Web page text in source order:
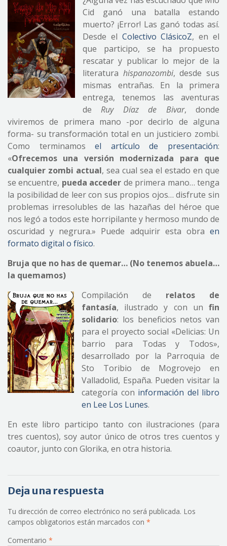
Cid ganó una batalla estando
muerto? ¡Error! Las ganó todas así.
Desde el Colectivo ClásicoZ, en el
que participo, se ha propuesto
rescatar y publicar lo mejor de la
literatura hispanozombi, desde sus
mismas entrañas. En la primera
entrega, tenemos las aventuras
deRuy Díaz de Bivar, donde
viviremos de primera mano -por decirlo de alguna
forma- su transformación total en un justiciero zombi.
Como terminamosel artículo de presentación:
«Ofrecemos una versión modernizada para que
cualquier zombi actual, sea cual sea el estado en que
se encuentre, pueda acceder de primera mano… tenga
la posibilidad de leer con sus propios ojos… disfrute sin
problemas irresolubles de las hazañas del héroe que
nos legó a todos este horripilante y hermoso mundo de
oscuridad y negrura.» Puede adquirir esta obra en
formato digital o físico.
Bruja que no has de quemar… (No tenemos abuela…
la quemamos)
Compilación de relatos de
fantasía, ilustrado y con un fin
solidario: los beneficios netos van
para el proyecto social «Delicias: Un
barrio para Todas y Todos»,
desarrollado por la Parroquia de
Sto Toribio de Mogrovejo en
Valladolid, España. Pueden visitar la
categoría con información del libro
en Lee Los Lunes.
En este libro participo tanto con ilustraciones (para
tres cuentos), soy autor único de otros tres cuentos y
coautor, junto con Glorika, en otra historia.
Deja una respuesta
Tu dirección de correo electrónico no será publicada. Los
campos obligatorios están marcados con *
Comentario *